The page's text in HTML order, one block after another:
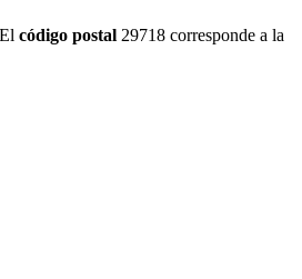
código postal 29718 corresponde a la